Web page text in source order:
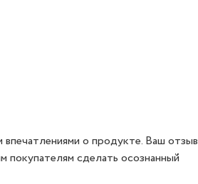
о продукте. Ваш отзыв
покупателям сделать осознанный